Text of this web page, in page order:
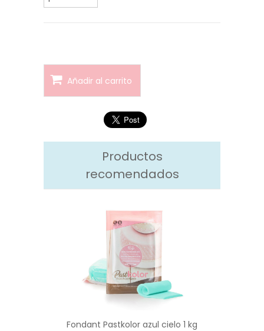
Añadir al carrito
Productos
recomendados
Fondant Pastkolor azul cielo 1 kg